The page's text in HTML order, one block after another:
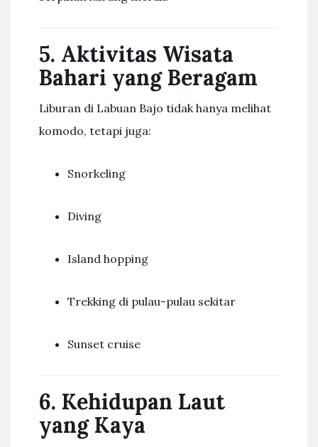
5. Aktivitas Wisata
Bahari yang Beragam
Liburan di Labuan Bajo tidak hanya melihat
komodo, tetapi juga:
Snorkeling
Diving
Island hopping
Trekking di pulau-pulau sekitar
Sunset cruise
6. Kehidupan Laut
yang Kaya